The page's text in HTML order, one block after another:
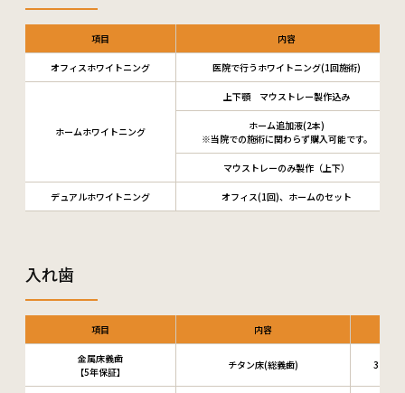
項目 内容
オフィスホワイトニング 医院で行うホワイトニング(1回施術)
ホームホワイトニング
上下顎 マウストレー製作込み
ホーム追加液(2本)
※当院での施術に関わらず購入可能です。
マウストレーのみ製作（上下）
デュアルホワイトニング オフィス(1回)、ホームのセット
入れ歯
項目 内容
金属床義歯
【5年保証】
チタン床(総義歯)